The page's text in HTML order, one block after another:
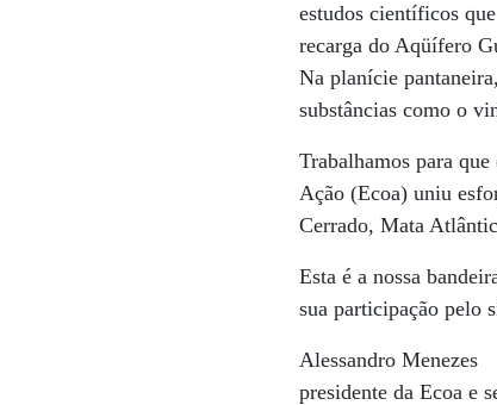
estudos científicos
recarga do Aqüífero
Na planície
substâncias como o
Trabalhamos para
Ação (Ecoa) uniu
Cerrado, Mata
Esta é a nossa
sua participação pelo
Alessandro Menezes
presidente da Ecoa e